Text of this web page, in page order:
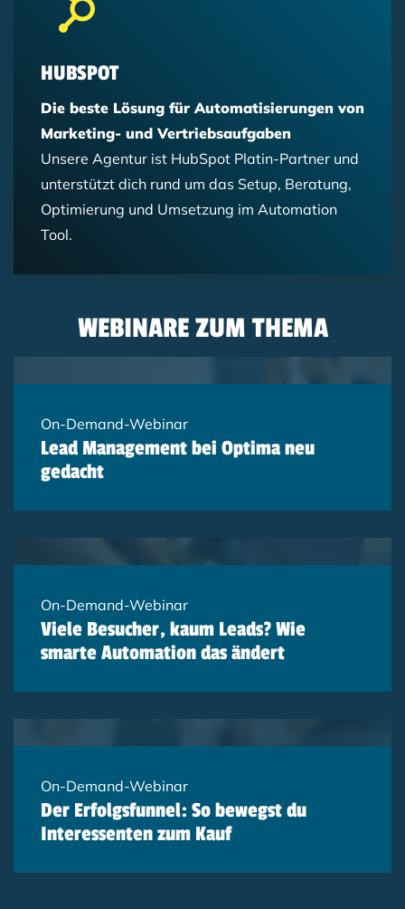
HUBSPOT
Die beste Lösung für Automatisierungen von
Marketing- und Vertriebsaufgaben
Unsere Agentur ist HubSpot Platin-Partner und
unterstützt dich rund um das Setup, Beratung,
Optimierung und Umsetzung im Automation
Tool.
WEBINARE ZUM THEMA
On-Demand-Webinar
Lead Management bei Optima neu
gedacht
On-Demand-Webinar
Viele Besucher, kaum Leads? Wie
smarte Automation das ändert
On-Demand-Webinar
Der Erfolgsfunnel: So bewegst du
Interessenten zum Kauf